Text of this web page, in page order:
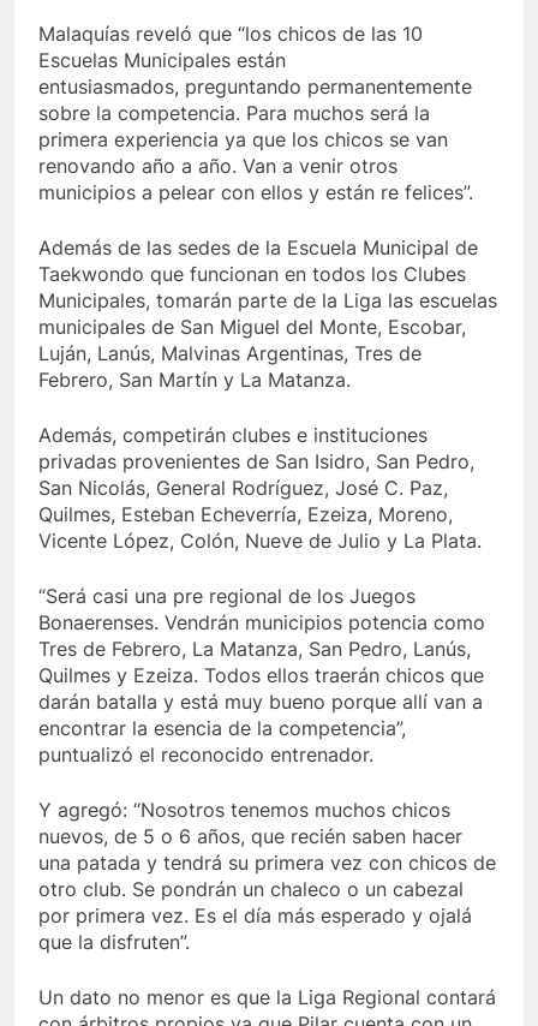
Malaquías reveló que “los chicos de las 10
Escuelas Municipales están
entusiasmados, preguntando permanentemente
sobre la competencia. Para muchos será la
primera experiencia ya que los chicos se van
renovando año a año. Van a venir otros
municipios a pelear con ellos y están re felices”.
Además de las sedes de la Escuela Municipal de
Taekwondo que funcionan en todos los Clubes
Municipales, tomarán parte de la Liga las escuelas
municipales de San Miguel del Monte, Escobar,
Luján, Lanús, Malvinas Argentinas, Tres de
Febrero, San Martín y La Matanza.
Además, competirán clubes e instituciones
privadas provenientes de San Isidro, San Pedro,
San Nicolás, General Rodríguez, José C. Paz,
Quilmes, Esteban Echeverría, Ezeiza, Moreno,
Vicente López, Colón, Nueve de Julio y La Plata.
“Será casi una pre regional de los Juegos
Bonaerenses. Vendrán municipios potencia como
Tres de Febrero, La Matanza, San Pedro, Lanús,
Quilmes y Ezeiza. Todos ellos traerán chicos que
darán batalla y está muy bueno porque allí van a
encontrar la esencia de la competencia”,
puntualizó el reconocido entrenador.
Y agregó: “Nosotros tenemos muchos chicos
nuevos, de 5 o 6 años, que recién saben hacer
una patada y tendrá su primera vez con chicos de
otro club. Se pondrán un chaleco o un cabezal
por primera vez. Es el día más esperado y ojalá
que la disfruten”.
Un dato no menor es que la Liga Regional contará